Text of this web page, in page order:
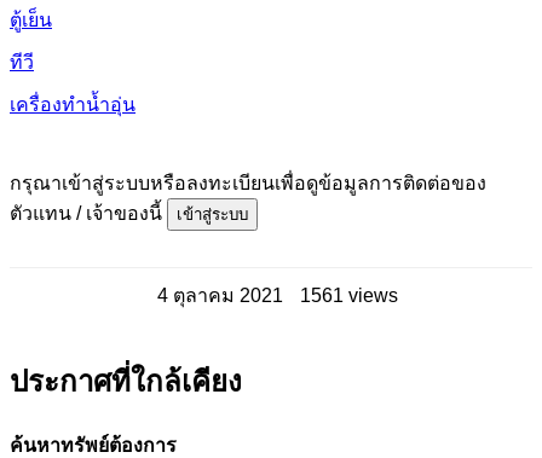
ตู้เย็น
ทีวี
เครื่องทำน้ำอุ่น
กรุณาเข้าสู่ระบบหรือลงทะเบียนเพื่อดูข้อมูลการติดต่อของ
ตัวแทน / เจ้าของนี้
เข้าสู่ระบบ
4 ตุลาคม 2021 1561 views
ประกาศที่ใกล้เคียง
ค้นหาทรัพย์ต้องการ